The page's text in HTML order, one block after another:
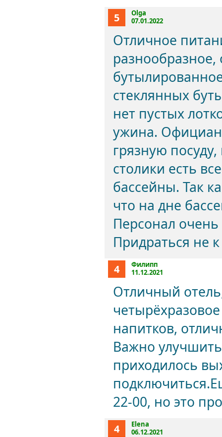
5
Olga
07.01.2022
Отличное
разнообразное,
стеклянных
нет пустых
ужина.
грязную
столики есть
бассейны. Так
что на дне
Персонал
Придраться не
4
Филипп
11.12.2021
Отличный
напитков,
Важно
приходилось
22-00, но это
4
Elena
06.12.2021